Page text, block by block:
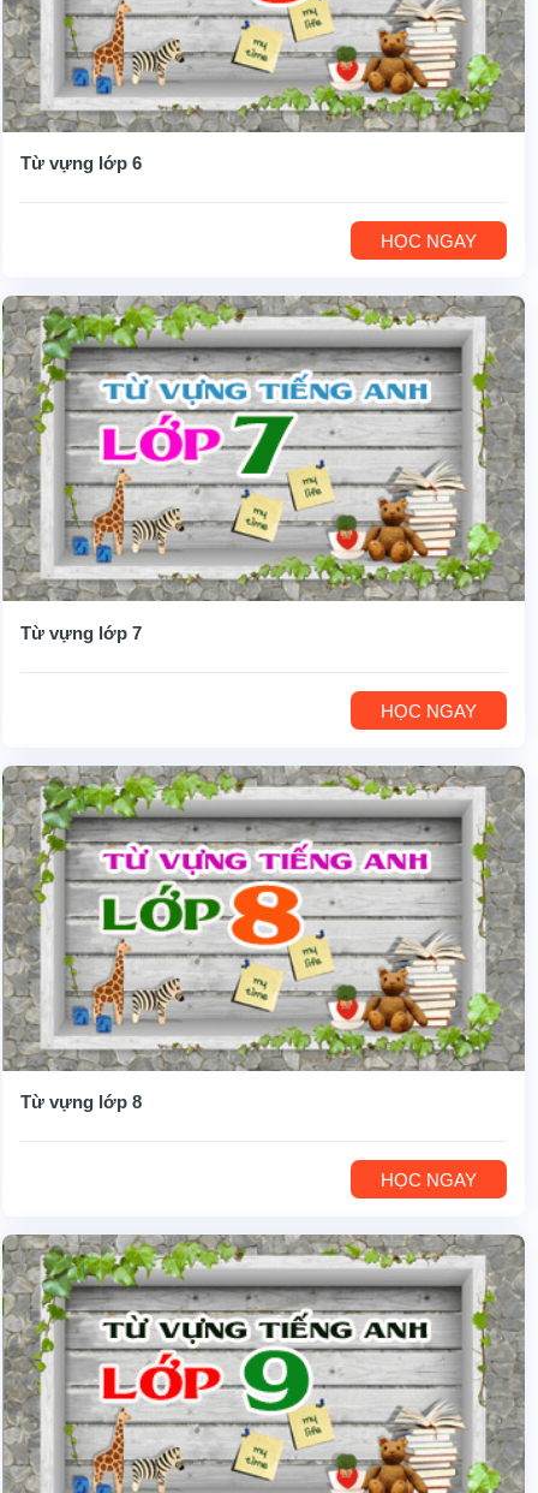
Từ vựng lớp 6
HỌC NGAY
Từ vựng lớp 7
HỌC NGAY
Từ vựng lớp 8
HỌC NGAY